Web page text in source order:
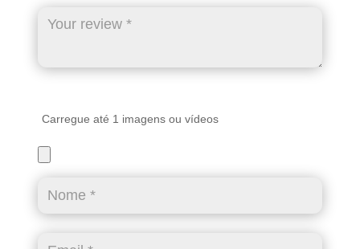
Carregue até 1 imagens ou vídeos